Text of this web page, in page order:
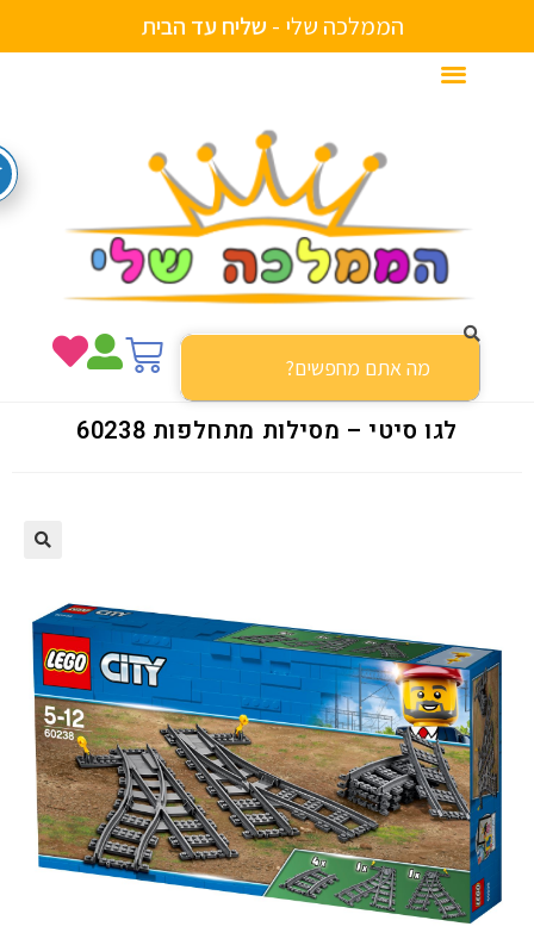
הממלכה שלי -ש ל יחעד הב ת
לגו סיטי – מסילות מתחלפות 60238